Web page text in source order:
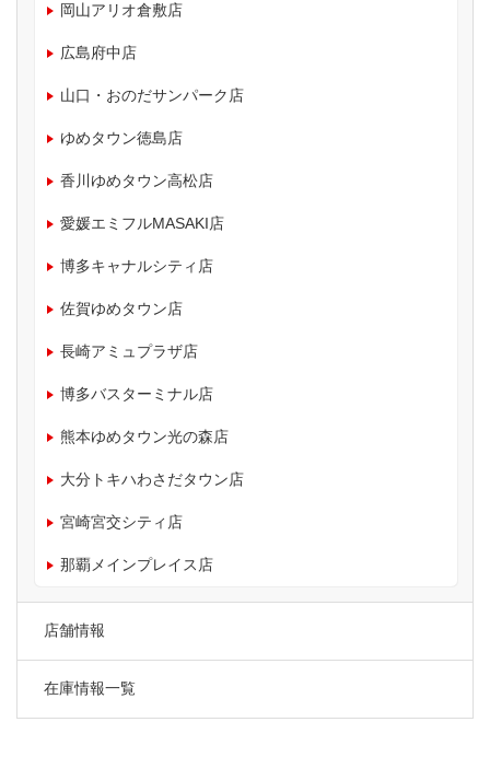
岡山アリオ倉敷店
広島府中店
山口・おのだサンパーク店
ゆめタウン徳島店
香川ゆめタウン高松店
愛媛エミフルMASAKI店
博多キャナルシティ店
佐賀ゆめタウン店
長崎アミュプラザ店
博多バスターミナル店
熊本ゆめタウン光の森店
大分トキハわさだタウン店
宮崎宮交シティ店
那覇メインプレイス店
店舗情報
在庫情報一覧